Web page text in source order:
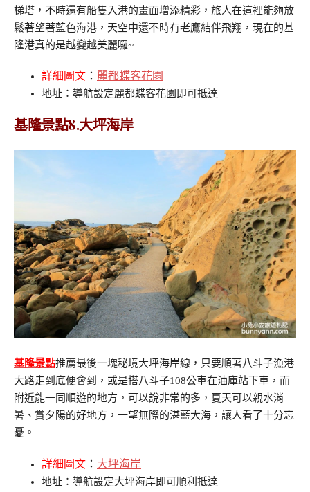
梯塔，不時還有船隻入港的畫面增添精彩，旅人在這裡能夠放
鬆著望著藍色海港，天空中還不時有老鷹結伴飛翔，現在的基
隆港真的是越變越美麗囉~
詳細圖文 ： 麗都蝶客花園
地址：導航設定麗都蝶客花園即可抵達
基隆景點8.大坪海岸
基隆景點推薦最後一塊秘境大坪海岸線，只要順著八斗子漁港
大路走到底便會到，或是搭八斗子108公車在油庫站下車，而
附近能一同順遊的地方，可以說非常的多，夏天可以親水消
暑、賞夕陽的好地方，一望無際的湛藍大海，讓人看了十分忘
憂。
詳細圖文 ： 大坪海岸
地址：導航設定大坪海岸即可順利抵達